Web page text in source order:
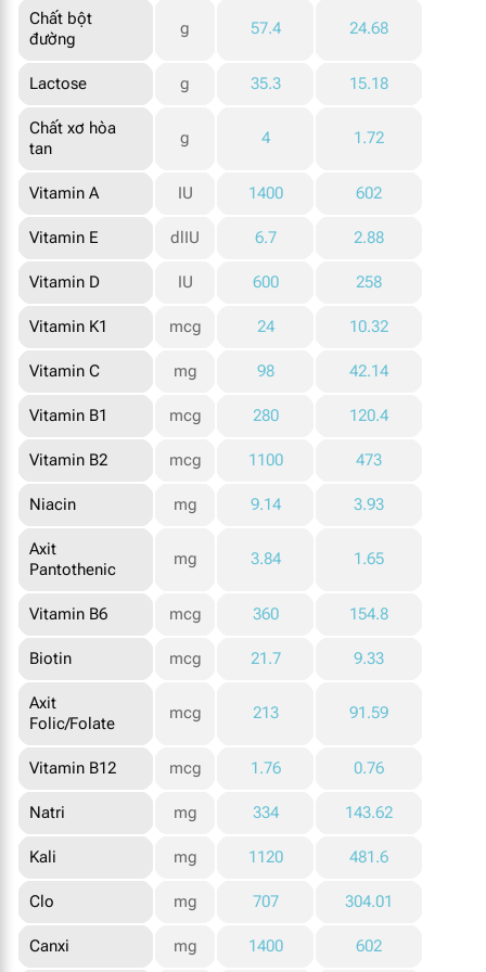
Chất bột
đường
g 57.4 24.68
Lactose g 35.3 15.18
Chất xơ hòa
tan
g 4 1.72
Vitamin A IU 1400 602
Vitamin E dlIU 6.7 2.88
Vitamin D IU 600 258
Vitamin K1 mcg 24 10.32
Vitamin C mg 98 42.14
Vitamin B1 mcg 280 120.4
Vitamin B2 mcg 1100 473
Niacin mg 9.14 3.93
Axit
Pantothenic
mg 3.84 1.65
Vitamin B6 mcg 360 154.8
Biotin mcg 21.7 9.33
Axit
Folic/Folate
mcg 213 91.59
Vitamin B12 mcg 1.76 0.76
Natri mg 334 143.62
Kali mg 1120 481.6
Clo mg 707 304.01
Canxi mg 1400 602